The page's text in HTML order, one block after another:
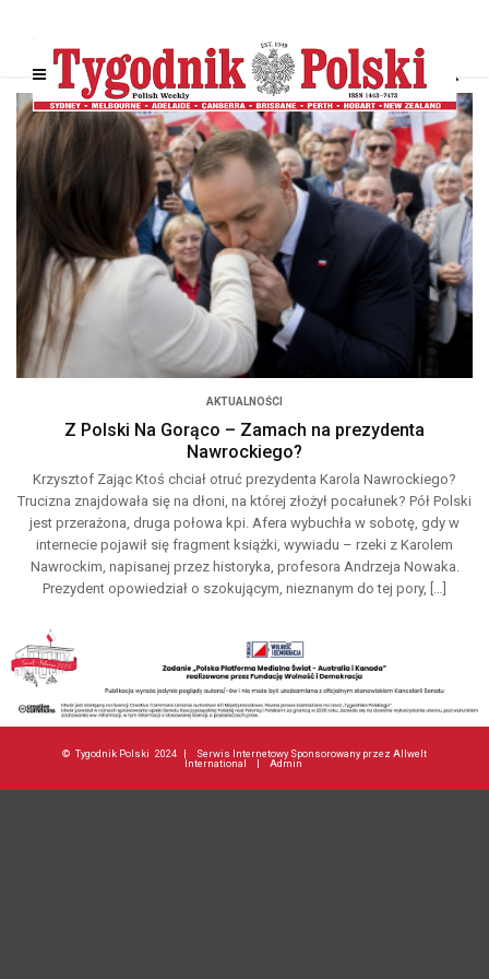
AKTUALNOŚCI
Z Polski Na Gorąco – Zamach na prezydenta
Nawrockiego?
Krzysztof Zając Ktoś chciał otruć prezydenta Karola Nawrockiego?
Trucizna znajdowała się na dłoni, na której złożył pocałunek? Pół Polski
jest przerażona, druga połowa kpi. Afera wybuchła w sobotę, gdy w
internecie pojawił się fragment książki, wywiadu – rzeki z Karolem
Nawrockim, napisanej przez historyka, profesora Andrzeja Nowaka.
Prezydent opowiedział o szokującym, nieznanym do tej pory, […]
© Tygodnik Polski 2024 |
Serwis Internetowy Sponsorowany przez Allwelt
International
| Admin